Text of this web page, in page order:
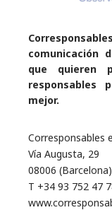
comunicación
que quieren
responsables
mejor.
Corresponsables
Vía Augusta, 29
08006 (Barcelona)
T +34 93 752 47